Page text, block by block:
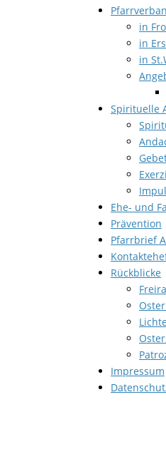
in
in
in
Spirituelle
Ehe- und
Prävention
Pfarrbrief
Rückblicke
Impressum